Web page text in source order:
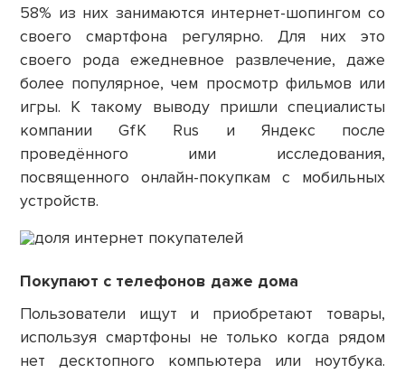
58% из них занимаются интернет-шопингом со
своего смартфона регулярно. Для них это
своего рода ежедневное развлечение, даже
более популярное, чем просмотр фильмов или
игры. К такому выводу пришли специалисты
компании GfK Rus и Яндекс после
проведённого ими исследования,
посвященного онлайн-покупкам с мобильных
устройств.
Покупают с телефонов даже дома
Пользователи ищут и приобретают товары,
используя смартфоны не только когда рядом
нет десктопного компьютера или ноутбука.